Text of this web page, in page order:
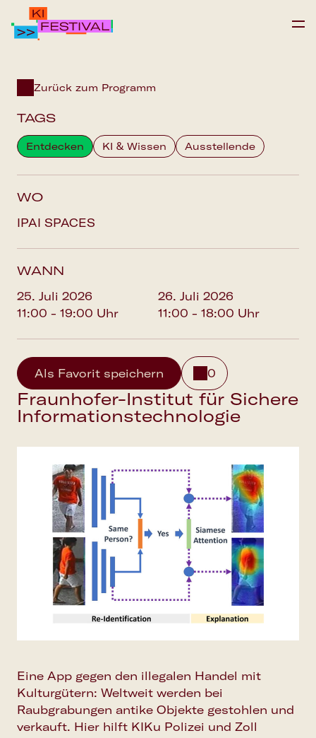
FAQS
Zurück zum Programm
TAGS
Entdecken KI & Wissen Ausstellende
WO
IPAI SPACES
WANN
25. Juli 2026
11:00 - 19:00 Uhr
26. Juli 2026
11:00 - 18:00 Uhr
Als Favorit speichern 0
Fraunhofer-Institut für Sichere
Informationstechnologie
Eine App gegen den illegalen Handel mit
Kulturgütern: Weltweit werden bei
Raubgrabungen antike Objekte gestohlen und
verkauft. Hier hilft KIKu Polizei und Zoll